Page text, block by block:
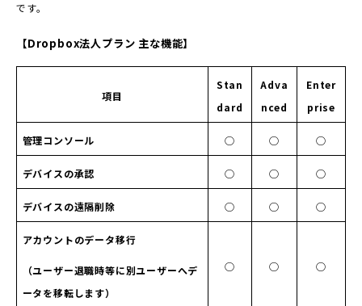
です。
【Dropbox法人プラン 主な機能】
項目
Stan
dard
Adva
nced
Enter
prise
管理コンソール ◯ ◯ ◯
デバイスの承認 ◯ ◯ ◯
デバイスの遠隔削除 ◯ ◯ ◯
アカウントのデータ移行
（ユーザー退職時等に別ユーザーへデ
ータを移転します）
◯ ◯ ◯